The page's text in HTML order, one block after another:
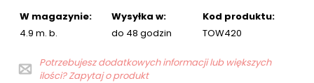
W magazynie:
4.9 m. b.
Wysyłka w:
do 48 godzin
Kod produktu:
TOW420
Potrzebujesz dodatkowych informacji lub większych
ilości? Zapytaj o produkt